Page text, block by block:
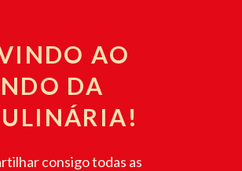
AO
DA
consigo todas as